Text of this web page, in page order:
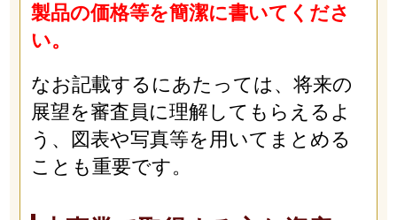
製品の価格等を簡潔に書いてくださ
い。
なお記載するにあたっては、将来の
展望を審査員に理解してもらえるよ
う、図表や写真等を用いてまとめる
ことも重要です。